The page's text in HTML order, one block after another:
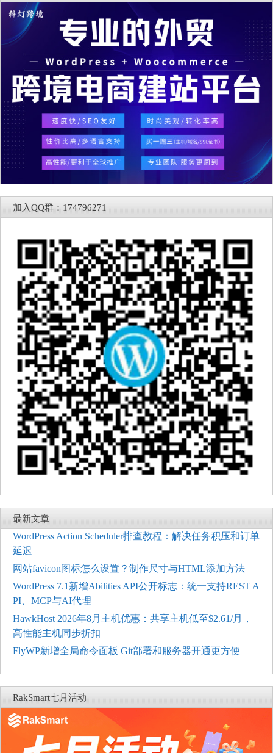
加入QQ群：174796271
最新文章
WordPress Action Scheduler排查教程：解决任务积压和订单
延迟
网站favicon图标怎么设置？制作尺寸与HTML添加方法
WordPress 7.1新增Abilities API公开标志：统一支持REST A
PI、MCP与AI代理
HawkHost 2026年8月主机优惠：共享主机低至$2.61/月，
高性能主机同步折扣
FlyWP新增全局命令面板 Git部署和服务器开通更方便
RakSmart七月活动